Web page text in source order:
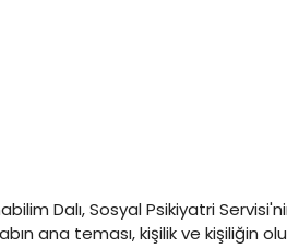
Dalı, Sosyal Psikiyatri
ana teması, kişilik ve kişiliğin